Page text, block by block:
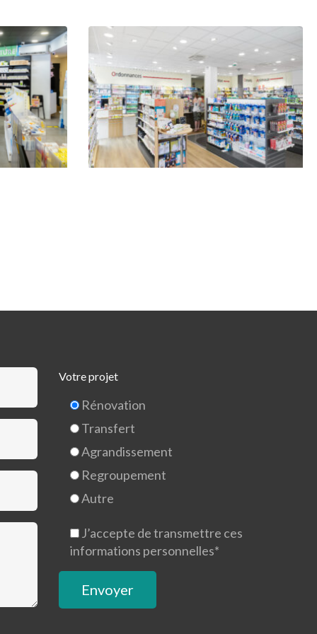
Votre projet
Rénovation
Transfert
Agrandissement
Regroupement
Autre
J’accepte de transmettre ces
informations personnelles*